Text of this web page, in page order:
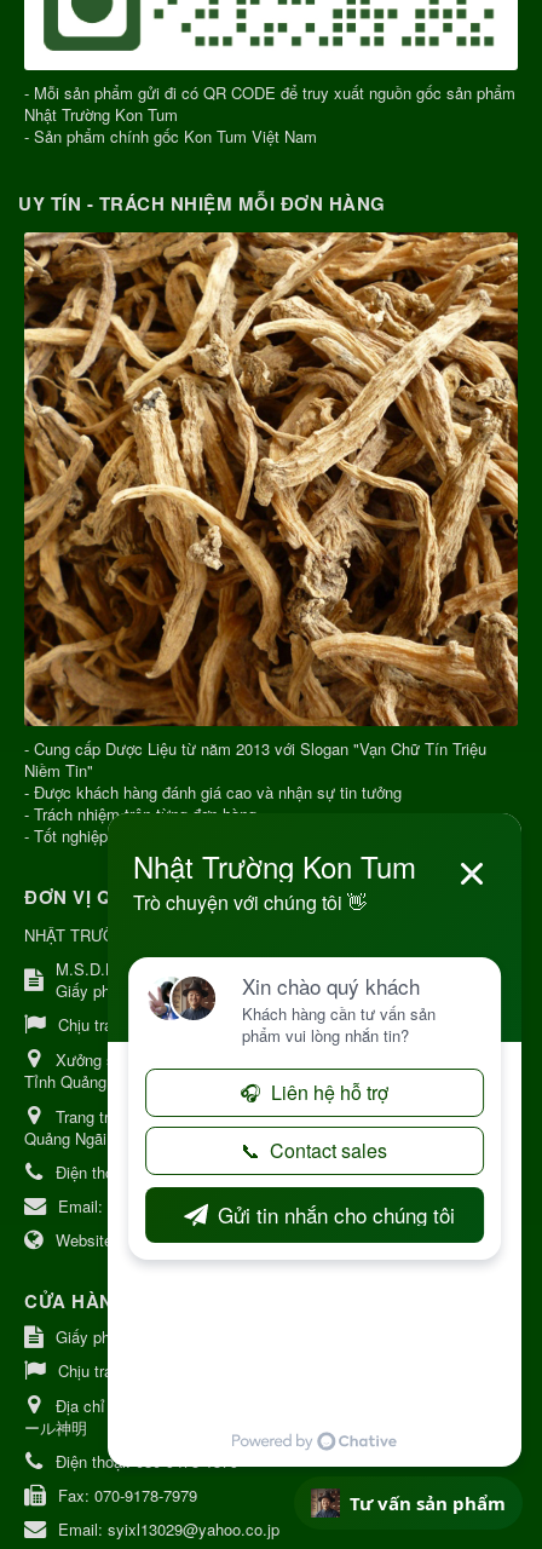
- Mỗi sản phẩm gửi đi có QR CODE để truy xuất nguồn gốc sản phẩm
Nhật Trường Kon Tum
- Sản phẩm chính gốc Kon Tum Việt Nam
UY TÍN - TRÁCH NHIỆM MỖI ĐƠN HÀNG
- Cung cấp Dược Liệu từ năm 2013 với Slogan "Vạn Chữ Tín Triệu
Niềm Tin"
- Được khách hàng đánh giá cao và nhận sự tin tưởng
- Trách nhiệm trên từng đơn hàng
- Tốt nghiệp Y Học Cổ Truyền, đúng chuyên ngành
ĐƠN VỊ QUẢN LÝ
NHẬT TRƯỜNG KON TUM
M.S.D.N: 8344254367, Cấp tại Kon Tum.
Giấy phép số: Số 38A.8009409/HKD
Chịu trách nhiệm:Chủ cơ sở Nguyễn Nhật Trường
Xưởng sản xuất:
Tỉnh Quảng Ngải
Trang trại Dược Liệu Hữu Cơ:Khu 37 Hộ Xã Măng Đen Tỉnh
Quảng Ngãi
Điện thoại:
+84 906968923
Email:
kinhdoanh@nhattruongkontum.com
Website:
https://www.nhattruongkontum.com
CỬA HÀNG GIỚI THIỆU TẠI NHẬT BẢN
Giấy phép số: 080-9475-1379
Chịu trách nhiệm:
Địa chỉ Nhật Bản:
ール神明
Điện thoại:
Fax: 070-9178-7979
Email: syixl13029@yahoo.co.jp
Tư vấn sản phẩm